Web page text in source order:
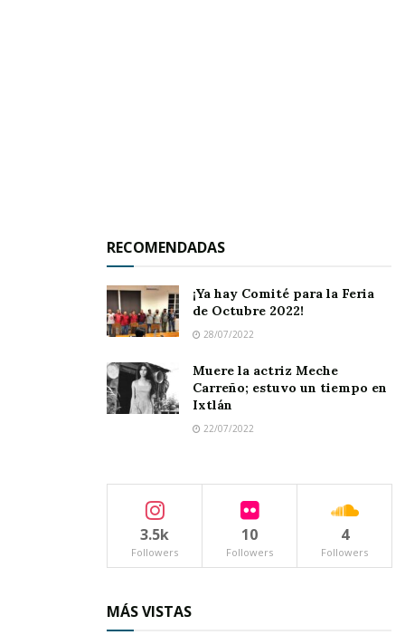
DIF Nayarit
RECOMENDADAS
¡Ya hay Comité para la Feria
de Octubre 2022!
28/07/2022
Muere la actriz Meche
Carreño; estuvo un tiempo en
Ixtlán
22/07/2022
3.5k
Followers
10
Followers
4
Followers
MÁS VISTAS